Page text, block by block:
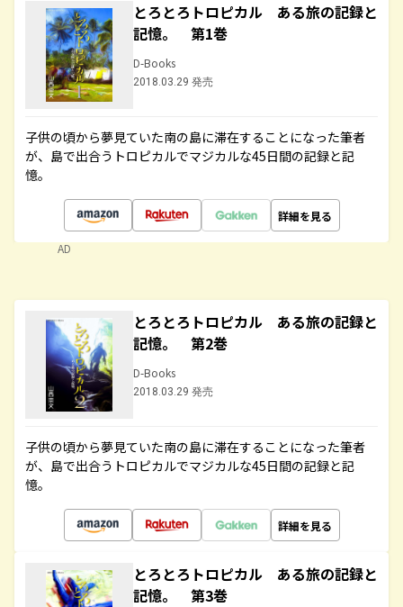
とろとろトロピカル ある旅の記録と
記憶。 第1巻
D-Books
2018.03.29 発売
子供の頃から夢見ていた南の島に滞在することになった筆者
が、島で出合うトロピカルでマジカルな45日間の記録と記
憶。
詳細を見る
AD
とろとろトロピカル ある旅の記録と
記憶。 第2巻
D-Books
2018.03.29 発売
子供の頃から夢見ていた南の島に滞在することになった筆者
が、島で出合うトロピカルでマジカルな45日間の記録と記
憶。
詳細を見る
とろとろトロピカル ある旅の記録と
記憶。 第3巻